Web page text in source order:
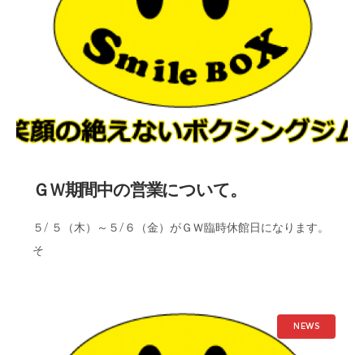
ＧＷ期間中の営業について。
５/ ５（木）～５/６（金）がＧＷ臨時休館日になります。
そ
NEWS